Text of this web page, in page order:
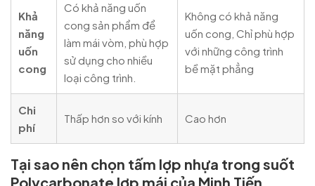
Khả
năng
uốn
cong
Có khả năng uốn
cong sản phẩm để
làm mái vòm, phù hợp
sử dụng cho nhiều
loại công trình.
Không có khả năng
uốn cong, Chỉ phù hợp
với những công trình
bề mặt phẳng
Chi
phí
Thấp hơn so với kính Cao hơn
Tại sao nên chọn tấm lợp nhựa trong suốt
Polycarbonate lợp mái của Minh Tiến